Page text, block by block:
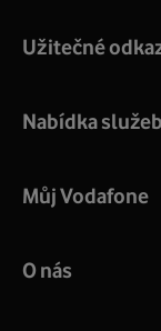
COMPAL
Užitečné
Nabídka služeb
Můj Vodafone
O nás